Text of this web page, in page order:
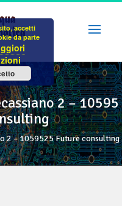
2 – 10595
2 – 1059525 Future consulting
accetti
da parte